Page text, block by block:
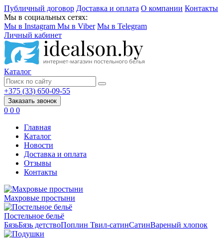
Публичный договор Доставка и оплата О компании Контакты
Мы в социальных сетях:
Мы в Instagram Мы в Viber Мы в Telegram
Личный кабинет
Каталог
+375 (33) 650-09-55
Заказать звонок
0 0 0
Главная
Каталог
Новости
Доставка и оплата
Отзывы
Контакты
Махровые простыни
Постельное бельё
БязьБязь детствоПоплин Твил-сатинСатинВареный хлопок